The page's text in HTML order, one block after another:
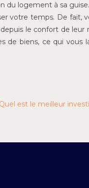
du logement à sa
votre temps. De fait,
le confort de leur
de biens, ce qui vous
Quel est le meilleur